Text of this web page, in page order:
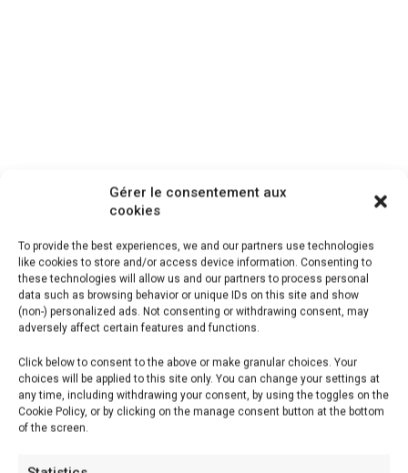
Gérer le consentement aux
cookies
To provide the best experiences, we and our partners use technologies
like cookies to store and/or access device information. Consenting to
these technologies will allow us and our partners to process personal
data such as browsing behavior or unique IDs on this site and show
(non-) personalized ads. Not consenting or withdrawing consent, may
adversely affect certain features and functions.
Click below to consent to the above or make granular choices. Your
choices will be applied to this site only. You can change your settings at
any time, including withdrawing your consent, by using the toggles on the
Cookie Policy, or by clicking on the manage consent button at the bottom
of the screen.
Une recette de petits sablés parfaits pour Noël.